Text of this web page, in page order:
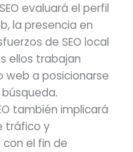
evaluará el perfil
la presencia en
de SEO local
ellos trabajan
web a posicionarse
también implicará
tráfico y
el fin de